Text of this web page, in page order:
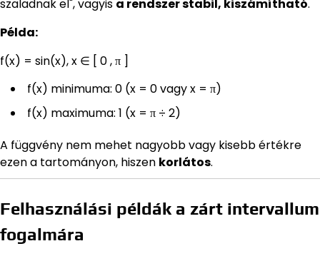
szaladnak el", vagyis a rendszer stabil, kiszámítható.
Példa:
f(x) = sin(x), x ∈ [ 0 , π ]
f(x) minimuma: 0 (x = 0 vagy x = π)
f(x) maximuma: 1 (x = π ÷ 2)
A függvény nem mehet nagyobb vagy kisebb értékre
ezen a tartományon, hiszen korlátos.
Felhasználási példák a zárt intervallum
fogalmára